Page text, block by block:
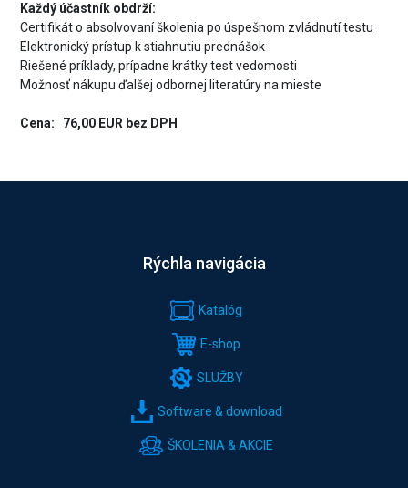
Každý účastník obdrží:
Certifikát o absolvovaní školenia po úspešnom zvládnutí testu
Elektronický prístup k stiahnutiu prednášok
Riešené príklady, prípadne krátky test vedomosti
Možnosť nákupu ďalšej odbornej literatúry na mieste
Cena: 76,00 EUR bez DPH
Rýchla navigácia
Katalóg
E-shop
SLUŽBY
Software & download
ŠKOLENIA & AKCIE